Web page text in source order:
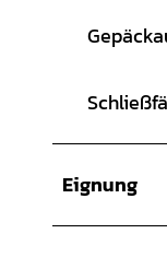
Eignung